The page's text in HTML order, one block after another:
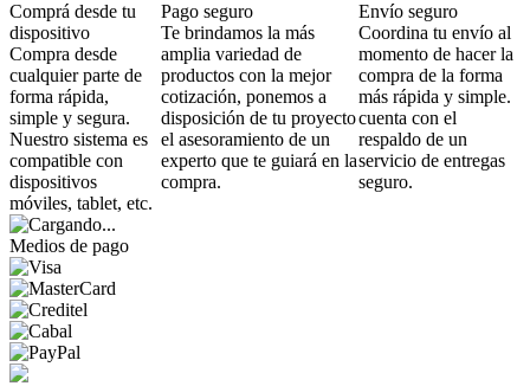
Comprá desde tu
dispositivo
Compra desde
cualquier parte de
forma rápida,
simple y segura.
Nuestro sistema es
compatible con
dispositivos
móviles, tablet, etc.
Pago seguro
Te brindamos la más
amplia variedad de
productos con la mejor
cotización, ponemos a
disposición de tu proyecto
el asesoramiento de un
experto que te guiará en la
compra.
Envío seguro
Coordina tu envío al
momento de hacer la
compra de la forma
más rápida y simple.
cuenta con el
respaldo de un
servicio de entregas
seguro.
Medios de pago